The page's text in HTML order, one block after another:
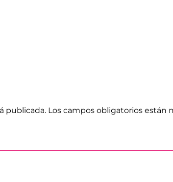
publicada. Los campos obligatorios están